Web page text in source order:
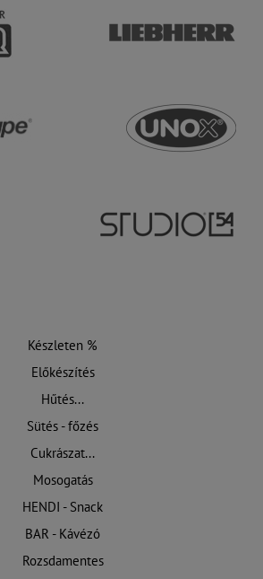
Készleten %
Előkészítés
Hűtés...
Sütés - főzés
Cukrászat...
Mosogatás
HENDI - Snack
BAR - Kávézó
Rozsdamentes